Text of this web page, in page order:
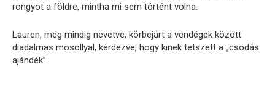
rongyot a földre, mintha mi sem történt volna.
Lauren, még mindig nevetve, körbejárt a vendégek között
diadalmas mosollyal, kérdezve, hogy kinek tetszett a „csodás
ajándék”.